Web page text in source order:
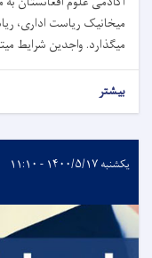
میخانیک ریاست اداری،
میگذارد. واجدین شرایط
بیشتر
یکشنبه ۱۴۰۰/۵/۱۷ - ۱۱:۱۰